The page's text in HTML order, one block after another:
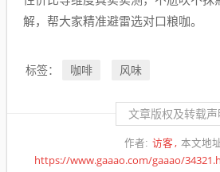
解，帮大家精准避雷选对口粮咖。
标签： 咖啡 风味
文章版权及转载声
作者: 访客 本文地址
https://www.gaaao.com/gaaao/